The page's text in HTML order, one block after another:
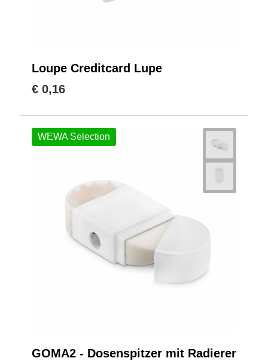
Loupe Creditcard Lupe
€ 0,16
WEWA Selection
GOMA2 - Dosenspitzer mit Radierer